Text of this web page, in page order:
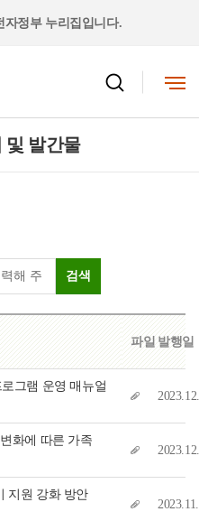
자정부 누리집입니다.
및 발간물
검색
파일발행일
그램 운영 매뉴얼
2023.12.
화에 따른 가족
2023.12.
지원 강화 방안
2023.11.